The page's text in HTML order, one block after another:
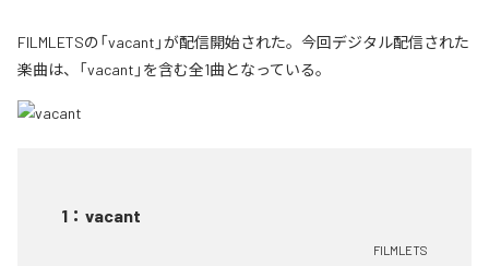
FILMLETSの「vacant」が配信開始された。今回デジタル配信された
楽曲は、「vacant」を含む全1曲となっている。
1 ： vacant
FILMLETS